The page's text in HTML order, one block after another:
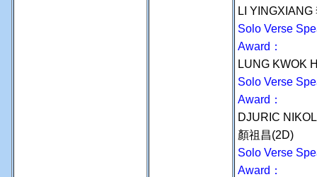
LI
Solo Verse
Award：
LUNG KWOK
Solo Verse
Award：
DJURIC
顏祖昌(2D)
Solo Verse
Award：